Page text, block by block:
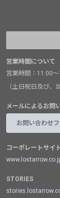
営業時間について
営業時間：11:00
（土日祝日及び、
メールによるお問
お問い合わせ
コーポレートサイ
STORIES